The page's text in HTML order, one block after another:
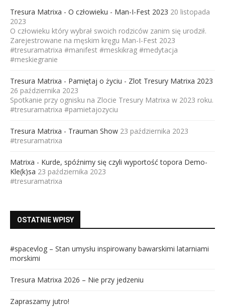
Tresura Matrixa - O człowieku - Man-I-Fest 2023 20 listopada
2023
O człowieku który wybrał swoich rodziców zanim się urodził.
Zarejestrowane na męskim kręgu Man-I-Fest 2023
#tresuramatrixa #manifest #meskikrag #medytacja
#meskiegranie
Tresura Matrixa - Pamiętaj o życiu - Zlot Tresury Matrixa 2023
26 października 2023
Spotkanie przy ognisku na Zlocie Tresury Matrixa w 2023 roku.
#tresuramatrixa #pamietajozyciu
Tresura Matrixa - Trauman Show 23 października 2023
#tresuramatrixa
Matrixa - Kurde, spóźnimy się czyli wyportość topora Demo-
Kle(k)sa 23 października 2023
#tresuramatrixa
OSTATNIE WPISY
#spacevlog – Stan umysłu inspirowany bawarskimi latarniami
morskimi
Tresura Matrixa 2026 – Nie przy jedzeniu
Zapraszamy jutro!